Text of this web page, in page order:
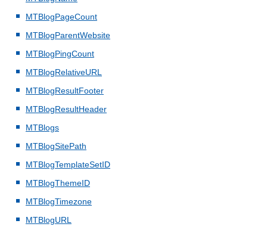
MTBlogPageCount
MTBlogParentWebsite
MTBlogPingCount
MTBlogRelativeURL
MTBlogResultFooter
MTBlogResultHeader
MTBlogs
MTBlogSitePath
MTBlogTemplateSetID
MTBlogThemeID
MTBlogTimezone
MTBlogURL